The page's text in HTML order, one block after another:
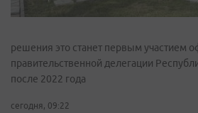
решения это станет первым участием
правительственной делегации
после 2022 года
сегодня, 09:22